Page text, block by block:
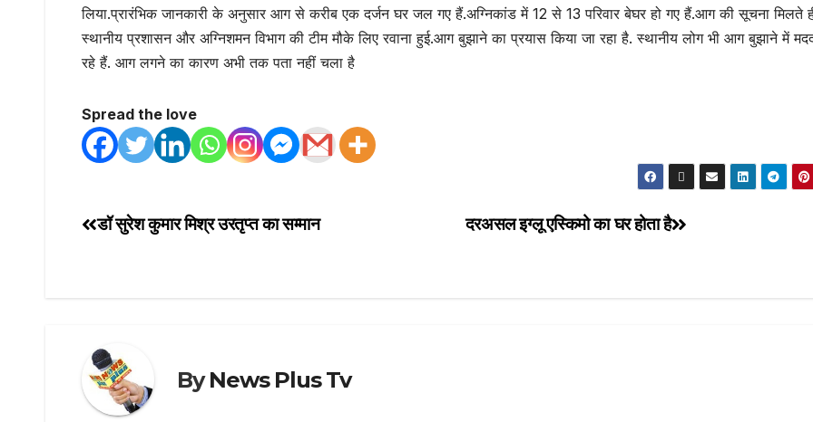
लिया.प्रारंभिक जानकारी के अनुसार आग से करीब एक दर्जन घर जल गए हैं.अग्निकांड में 12 से 13 परिवार बेघर हो गए हैं.आग की सूचना मिलते
स्थानीय प्रशासन और अग्निशमन विभाग की टीम मौके लिए रवाना हुई.आग बुझाने का प्रयास किया जा रहा है. स्थानीय लोग भी आग बुझाने में
रहे हैं. आग लगने का कारण अभी तक पता नहीं चला है
Spread the love
Post
दरअसल इग्लू एस्किमो का घर होता है
डॉ सुरेश कुमार मिश्र उरतृप्त का सम्मान
ByNews Plus Tv